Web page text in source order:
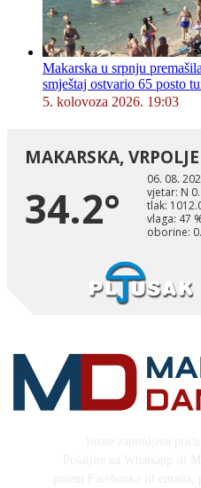
Makarska u srpnju
smještaj ostvario 65 posto
5. kolovoza 2026. 19:03